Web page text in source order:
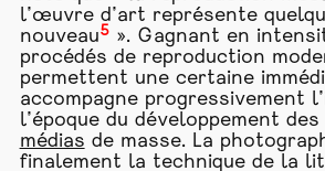
l’œuvre d’art représente
nouveau5». Gagnant en
procédés de reproduction
permettent une certaine
accompagne progressivement
l’époque du développement
médias de masse. La
finalement la technique de la